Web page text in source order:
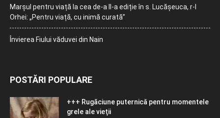
Marșul pentru viață la cea de-a II-a ediție în s. Lucășeuca, r-l
Orhei: „Pentru viață, cu inimă curată”
Învierea Fiului văduvei din Nain
POSTĂRI POPULARE
+++ Rugăciune puternică pentru momentele
grele ale vieţii